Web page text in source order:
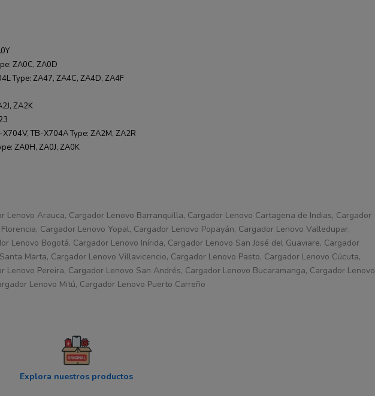
ZA0C, ZA0D
Type: ZA47, ZA4C, ZA4D, ZA4F
ZA2K
TB-X704A Type: ZA2M, ZA2R
ZA0H, ZA0J, ZA0K
Lenovo Arauca, Cargador Lenovo Barranquilla, Cargador Lenovo Cartagena de Indias, Cargador
Cargador Lenovo Yopal, Cargador Lenovo Popayán, Cargador Lenovo Valledupar,
Lenovo Bogotá, Cargador Lenovo Inírida, Cargador Lenovo San José del Guaviare, Cargador
Marta, Cargador Lenovo Villavicencio, Cargador Lenovo Pasto, Cargador Lenovo Cúcuta,
Pereira, Cargador Lenovo San Andrés, Cargador Lenovo Bucaramanga, Cargador Lenovo
Lenovo Mitú, Cargador Lenovo Puerto Carreño
Explora nuestros productos